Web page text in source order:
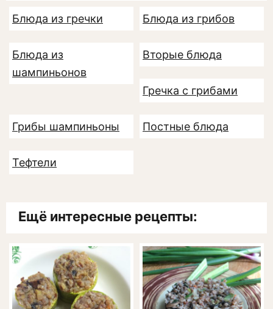
Блюда из гречки Блюда из грибов
Блюда из
шампиньонов
Вторые блюда
Гречка с грибами
Грибы шампиньоны Постные блюда
Тефтели
Ещё интересные рецепты: